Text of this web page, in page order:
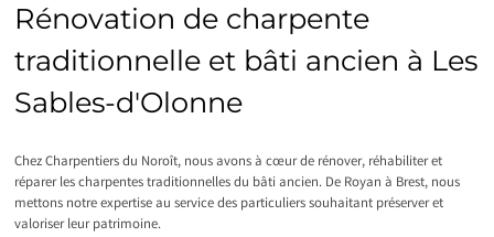
Rénovation de charpente
traditionnelle et bâti ancien à Les
Sables-d'Olonne
Chez Charpentiers du Noroît, nous avons à cœur de rénover, réhabiliter et
réparer les charpentes traditionnelles du bâti ancien. De Royan à Brest, nous
mettons notre expertise au service des particuliers souhaitant préserver et
valoriser leur patrimoine.